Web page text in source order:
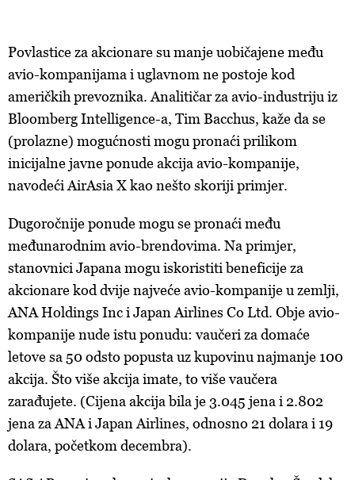
Povlasticeza akcionaresu manjeuobičajenemeđu
avio-kompanijama i uglavnom nepostojekod
američkihprevoznika. Analitičarza avio-industriju iz
Bloomberg Intelligence-a, Tim Bacchus, kažeda se
(prolazne) mogućnosti mogu pronaći prilikom
inicijalnejavneponudeakcija avio-kompanije,
navodeći AirAsia Xkao nešto skoriji primjer.
Dugoročnijeponudemogu sepronaći među
međunarodnim avio-brendovima. Na primjer,
stanovnici Japana mogu iskoristiti beneficijeza
akcionarekod dvijenajvećeavio-kompanijeu zemlji,
ANA Holdings Inci Japan Airlines Co Ltd. Objeavio-
kompanijenudeistu ponudu:vaučeri za domaće
letovesa 50 odsto popusta uzkupovinu najmanje 100
akcija. Što višeakcija imate, toviševaučera
zarađujete. (Cijena akcija bila je 3.045 jena i 2.802
jena za ANAi Japan Airlines, odnosno 21 dolara i 19
dolara, početkom decembra).